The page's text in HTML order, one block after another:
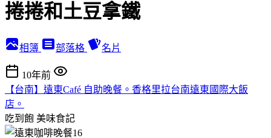
捲捲和土豆拿鐵
相簿 部落格 名片
10年前
【台南】遠東Café 自助晚餐。香格里拉台南遠東國際大飯
店。
吃到飽 美味食記